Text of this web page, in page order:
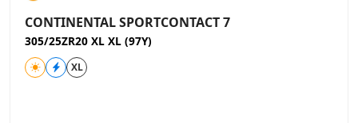
CONTINENTAL SPORTCONTACT 7
305/25ZR20 XL XL (97Y)
XL